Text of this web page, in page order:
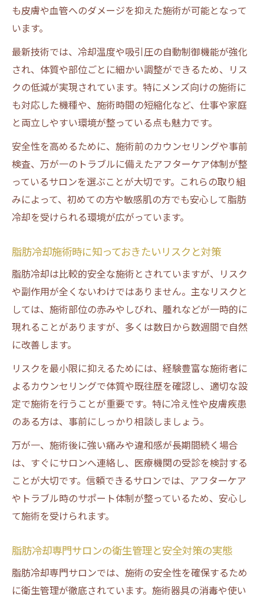
も皮膚や血管へのダメージを抑えた施術が可能となって
います。
最新技術では、冷却温度や吸引圧の自動制御機能が強化
され、体質や部位ごとに細かい調整ができるため、リス
クの低減が実現されています。特にメンズ向けの施術に
も対応した機種や、施術時間の短縮化など、仕事や家庭
と両立しやすい環境が整っている点も魅力です。
安全性を高めるために、施術前のカウンセリングや事前
検査、万が一のトラブルに備えたアフターケア体制が整
っているサロンを選ぶことが大切です。これらの取り組
みによって、初めての方や敏感肌の方でも安心して脂肪
冷却を受けられる環境が広がっています。
脂肪冷却施術時に知っておきたいリスクと対策
脂肪冷却は比較的安全な施術とされていますが、リスク
や副作用が全くないわけではありません。主なリスクと
しては、施術部位の赤みやしびれ、腫れなどが一時的に
現れることがありますが、多くは数日から数週間で自然
に改善します。
リスクを最小限に抑えるためには、経験豊富な施術者に
よるカウンセリングで体質や既往歴を確認し、適切な設
定で施術を行うことが重要です。特に冷え性や皮膚疾患
のある方は、事前にしっかり相談しましょう。
万が一、施術後に強い痛みや違和感が長期間続く場合
は、すぐにサロンへ連絡し、医療機関の受診を検討する
ことが大切です。信頼できるサロンでは、アフターケア
やトラブル時のサポート体制が整っているため、安心し
て施術を受けられます。
脂肪冷却専門サロンの衛生管理と安全対策の実態
脂肪冷却専門サロンでは、施術の安全性を確保するため
に衛生管理が徹底されています。施術器具の消毒や使い